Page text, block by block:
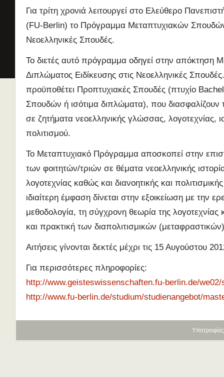
Για τρίτη χρονιά λειτουργεί στο Ελεύθερο
(FU-Berlin) το Πρόγραμμα Μεταπτυχιακών Σπουδών
Νεοελληνικές Σπουδές.
Το διετές αυτό πρόγραμμα οδηγεί στην απόκτηση
Διπλώματος Ειδίκευσης στις Νεοελληνικές
προϋποθέτει Προπτυχιακές Σπουδές (πτυχίο
Σπουδών ή ισότιμα διπλώματα), που διασφαλίζουν
σε ζητήματα νεοελληνικής γλώσσας, λογοτεχνίας,
πολιτισμού.
Το Μεταπτυχιακό Πρόγραμμα αποσκοπεί στην
των φοιτητών/τριών σε θέματα νεοελληνικής
λογοτεχνίας καθώς και διανοητικής και
ιδιαίτερη έμφαση δίνεται στην εξοικείωση με την
μεθοδολογία, τη σύγχρονη θεωρία της λογοτεχνίας
και πρακτική των διαπολιτισμικών
Αιτήσεις γίνονται δεκτές μέχρι τις 15 Αυγούστου
Για περισσότερες πληροφορίες:
http://www.geisteswissenschaften.fu-berlin.de/
http://www.fu-berlin.de/studium/studienangebot/
1 επισκέπτης
Διδασκαλία της Ελληνικής ως
Δεύτερης/Ξένης Γλώσσας
(Εξ Αποστάσεως) από το Παν/
το πιστοποιητικό επιπέδου Γ2
Πρώτο Διεθνές Συνέδριο
Νεοελληνικών Σπουδών
Εδώ Πολυτεχνείο!
Τα διδακτικά εγχειρίδια